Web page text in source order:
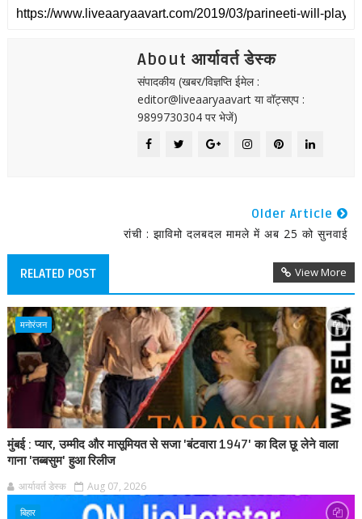
About आर्यावर्त डेस्क
संपादकीय (खबर/विज्ञप्ति ईमेल :
editor@liveaaryaavart या वॉट्सएप :
9899730304 पर भेजें)
Older Article
रांची : झाविमो दलबदल मामले में अब 25 को सुनवाई
RELATED POST View More
मनोरंजन
मुंबई : प्यार, उम्मीद और मासूमियत से सजा 'बंटवारा 1947' का दिल छू लेने वाला
गाना 'तब्बसुम' हुआ रिलीज
आर्यावर्त डेस्क Aug 07, 2026
बिहार